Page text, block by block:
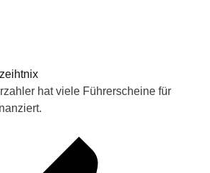
hat viele Führerscheine für